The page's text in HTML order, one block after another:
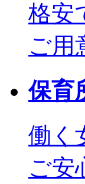
格安
ご用
保育
働く
ご安